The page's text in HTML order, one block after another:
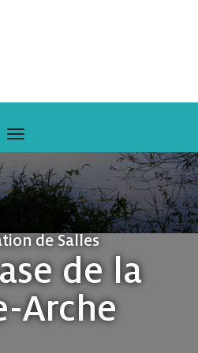
de Salles
de la
Arche